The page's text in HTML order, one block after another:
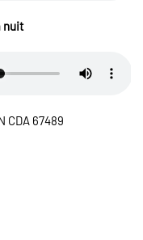
nuit
CDA 67489